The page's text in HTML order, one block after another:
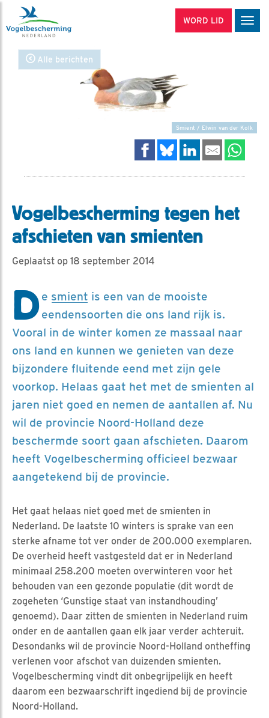
WORD LID
Alle berichten
Smient / Elwin van der Kolk
Vogelbescherming tegen het
afschieten van smienten
Geplaatst op 18 september 2014
De smient is een van de mooiste
eendensoorten die ons land rijk is.
Vooral in de winter komen ze massaal naar
ons land en kunnen we genieten van deze
bijzondere fluitende eend met zijn gele
voorkop. Helaas gaat het met de smienten al
jaren niet goed en nemen de aantallen af. Nu
wil de provincie Noord-Holland deze
beschermde soort gaan afschieten. Daarom
heeft Vogelbescherming officieel bezwaar
aangetekend bij de provincie.
Het gaat helaas niet goed met de smienten in
Nederland. De laatste 10 winters is sprake van een
sterke afname tot ver onder de 200.000 exemplaren.
De overheid heeft vastgesteld dat er in Nederland
minimaal 258.200 moeten overwinteren voor het
behouden van een gezonde populatie (dit wordt de
zogeheten ‘Gunstige staat van instandhouding’
genoemd). Daar zitten de smienten in Nederland ruim
onder en de aantallen gaan elk jaar verder achteruit.
Desondanks wil de provincie Noord-Holland ontheffing
verlenen voor afschot van duizenden smienten.
Vogelbescherming vindt dit onbegrijpelijk en heeft
daarom een bezwaarschrift ingediend bij de provincie
Noord-Holland.